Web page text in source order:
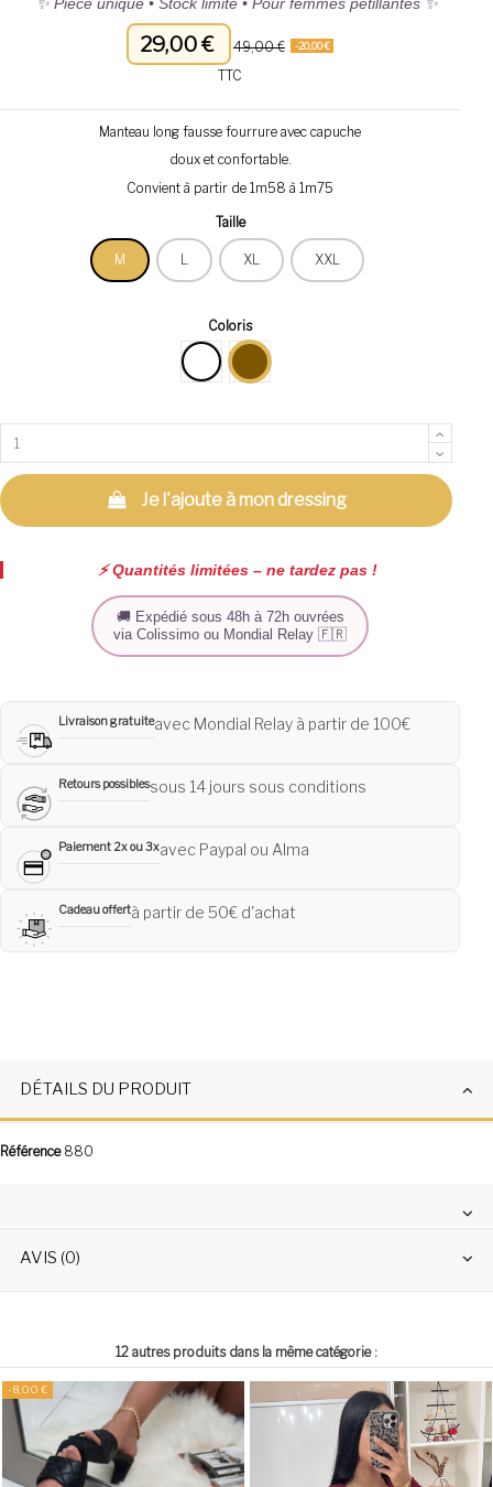
29,00 € 49,00 € -20,00 €
TTC
Manteau long fausse fourrure avec capuche
doux et confortable.
Convient à partir de 1m58 à 1m75
Taille
M L XL XXL
Coloris
Blanc
Camel
Je l'ajoute à mon dressing
⚡️ Quantités limitées – ne tardez pas !
🚚 Expédié sous 48h à 72h ouvrées
via Colissimo ou Mondial Relay 🇫🇷
Livraison gratuiteavec Mondial Relay à partir de 100€
Retours possiblessous 14 jours sous conditions
Paiement 2x ou 3xavec Paypal ou Alma
Cadeau offertà partir de 50€ d'achat
DÉTAILS DU PRODUIT
Référence 880
AVIS (0)
12 autres produits dans la même catégorie :
-8,00 €